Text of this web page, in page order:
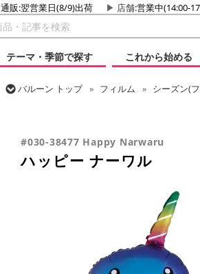
通販:翌営業日(8/9)出荷 店舗:営業中(14:00-
テーマ・季節で探す
これから始める
バルーン トップ フィルム シーズン(
#030-38477 Happy Narwaru
ハッピー ナーワル